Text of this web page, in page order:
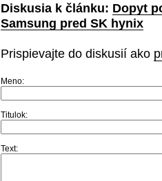
Diskusia k článku: Dopyt
Samsung pred SK hynix
Prispievajte do diskusií ako
Meno:
Titulok:
Text: